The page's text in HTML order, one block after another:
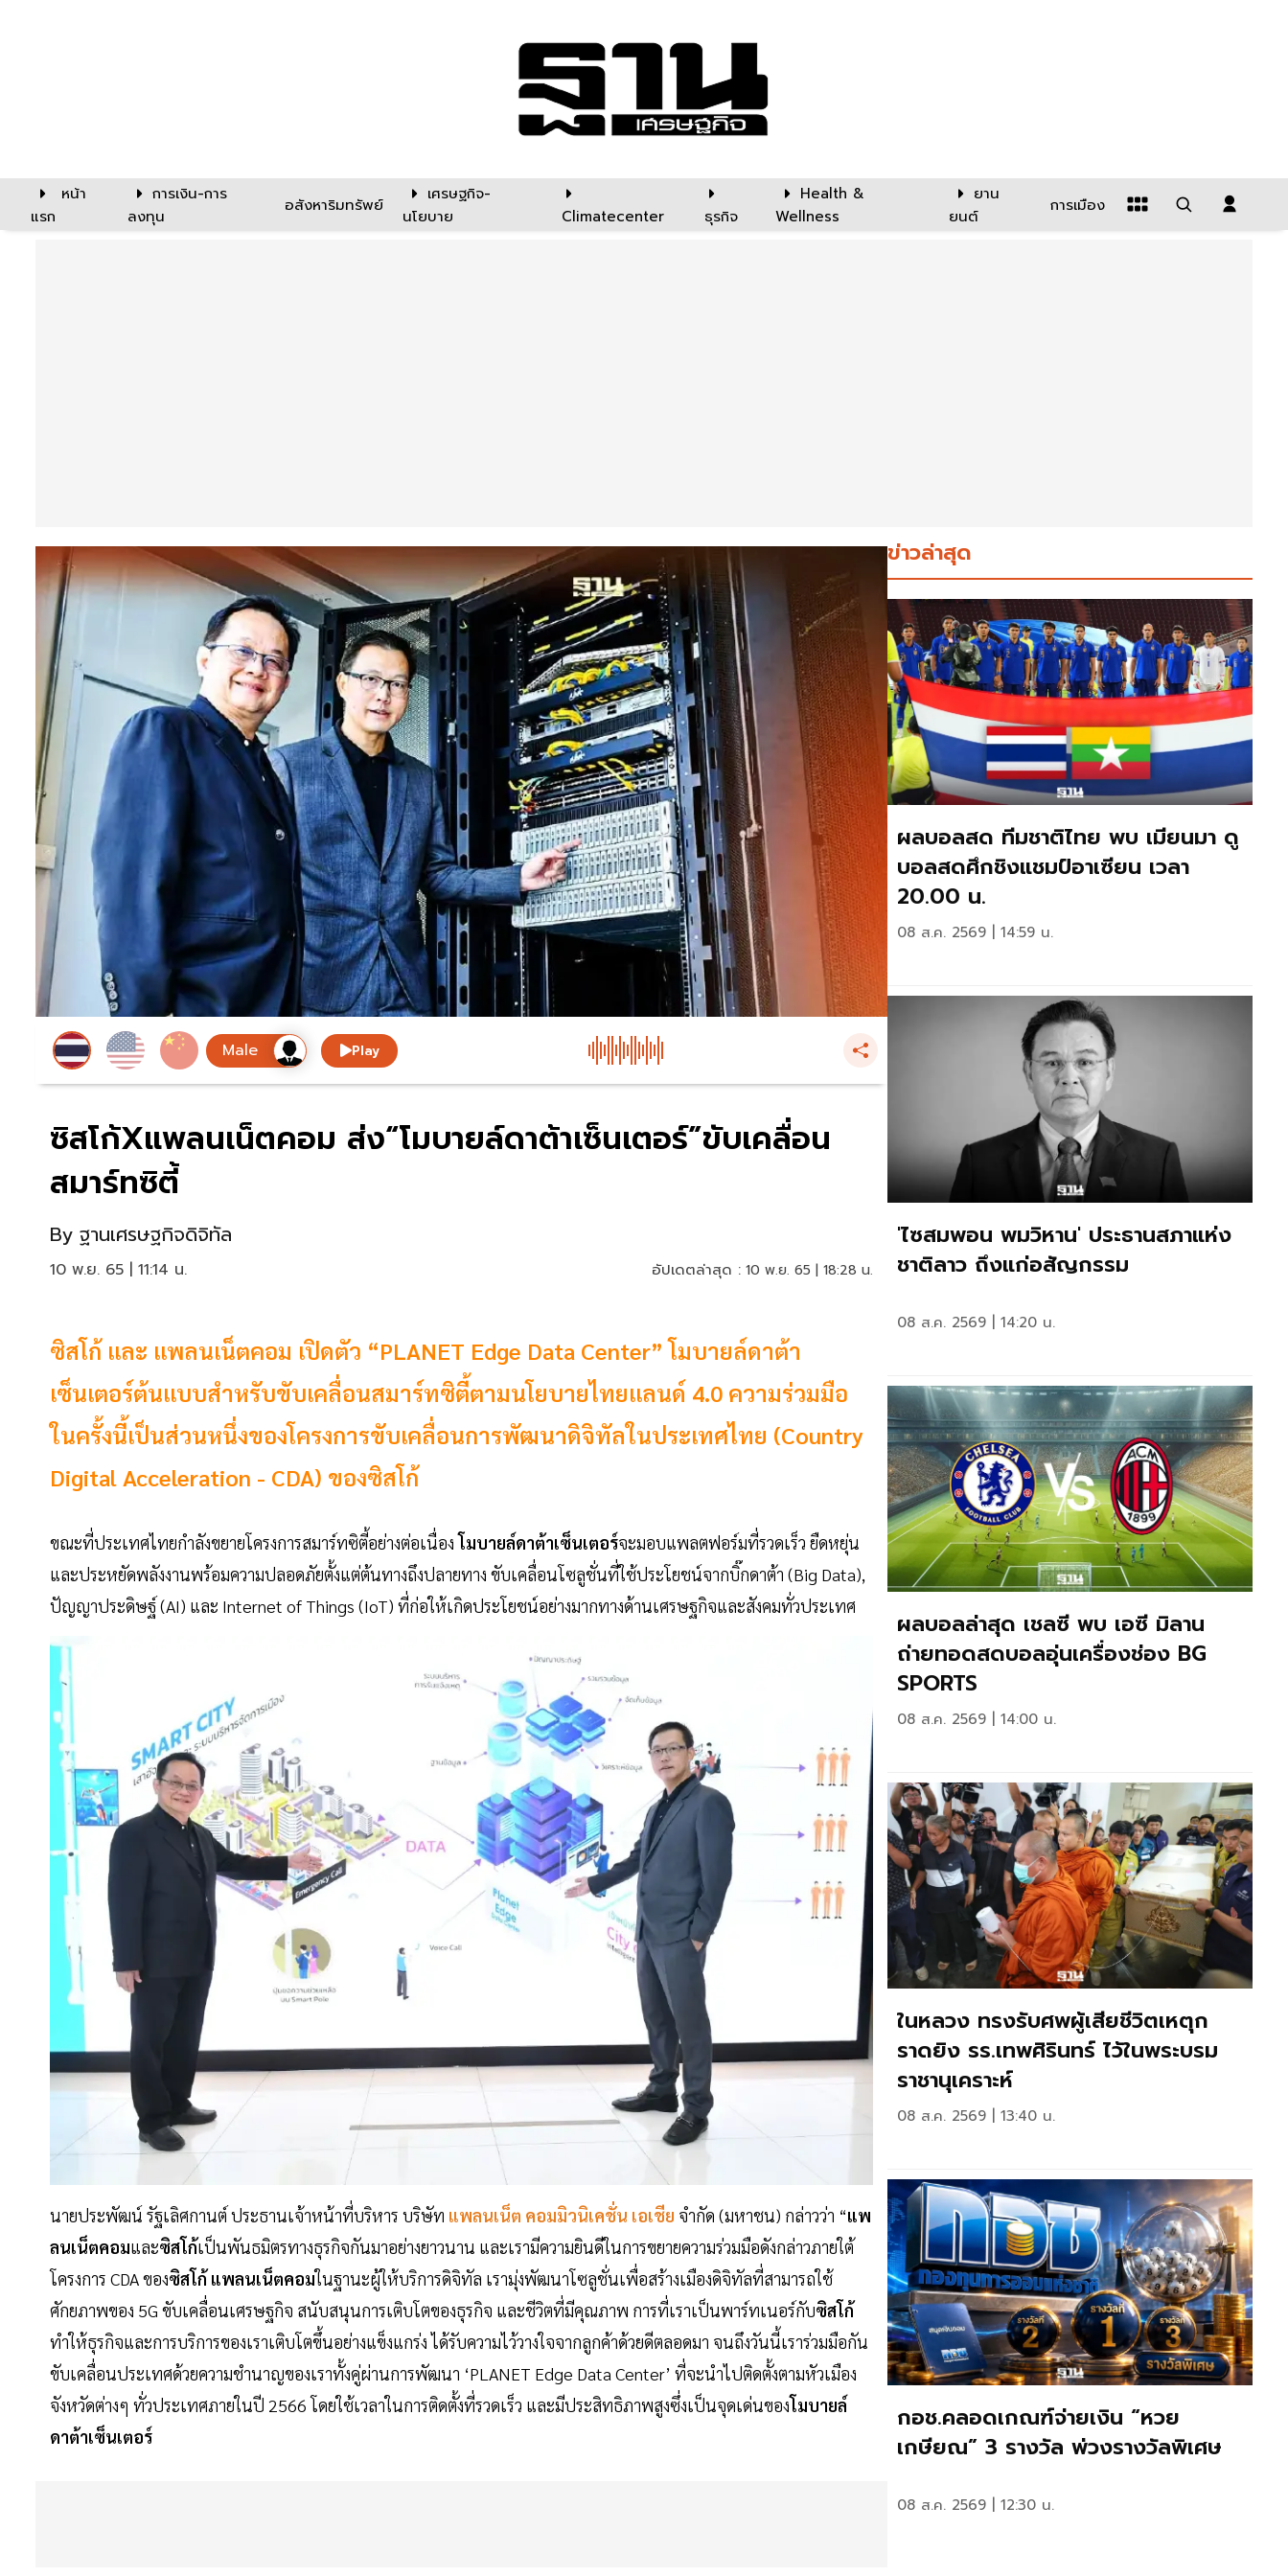
หน้า
แรก
การเงิน-การ
ลงทุน
อสังหาริมทรัพย์
เศรษฐกิจ-
นโยบาย
Climatecenter ธุรกิจ
Health &
Wellness
ยาน
ยนต์
การเมือง
Play
ซิสโก้Xแพลนเน็ตคอม ส่ง“โมบายล์ดาต้าเซ็นเตอร์”ขับเคลื่อน
สมาร์ทซิตี้
By ฐานเศรษฐกิจดิจิทัล
10 พ.ย. 65 | 11:14 น. อัปเดตล่าสุด : 10 พ.ย. 65 | 18:28 น.
ซิสโก้ และ แพลนเน็ตคอม เปิดตัว “PLANET Edge Data Center” โมบายล์ดาต้า
เซ็นเตอร์ต้นแบบสำหรับขับเคลื่อนสมาร์ทซิตี้ตามนโยบายไทยแลนด์ 4.0 ความร่วมมือ
ในครั้งนี้เป็นส่วนหนึ่งของโครงการขับเคลื่อนการพัฒนาดิจิทัลในประเทศไทย (Country
Digital Acceleration - CDA) ของซิสโก้
ขณะที่ประเทศไทยกำลังขยายโครงการสมาร์ทซิตี้อย่างต่อเนื่องโมบายล์ดาต้าเซ็นเตอร์จะมอบแพลตฟอร์มที่รวดเร็ว ยืดหยุ่น
และประหยัดพลังงานพร้อมความปลอดภัยตั้งแต่ต้นทางถึงปลายทาง ขับเคลื่อนโซลูชั่นที่ใช้ประโยชน์จากบิ๊กดาต้า (Big Data),
ปัญญาประดิษฐ์ (AI) และ Internet of Things (IoT) ที่ก่อให้เกิดประโยชน์อย่างมากทางด้านเศรษฐกิจและสังคมทั่วประเทศ
นายประพัฒน์ รัฐเลิศกานต์ ประธานเจ้าหน้าที่บริหาร บริษัท แพลนเน็ต คอมมิวนิเคชั่น เอเชีย จำกัด (มหาชน) กล่าวว่า “แพ
ลนเน็ตคอมและซิสโก้เป็นพันธมิตรทางธุรกิจกันมาอย่างยาวนาน และเรามีความยินดีในการขยายความร่วมมือดังกล่าวภายใต้
โครงการ CDA ของซิสโก้ แพลนเน็ตคอมในฐานะผู้ให้บริการดิจิทัล เรามุ่งพัฒนาโซลูชั่นเพื่อสร้างเมืองดิจิทัลที่สามารถใช้
ศักยภาพของ 5G ขับเคลื่อนเศรษฐกิจ สนับสนุนการเติบโตของธุรกิจ และชีวิตที่มีคุณภาพ การที่เราเป็นพาร์ทเนอร์กับซิสโก้
ทำให้ธุรกิจและการบริการของเราเติบโตขึ้นอย่างแข็งแกร่ง ได้รับความไว้วางใจจากลูกค้าด้วยดีตลอดมา จนถึงวันนี้เราร่วมมือกัน
ขับเคลื่อนประเทศด้วยความชำนาญของเราทั้งคู่ผ่านการพัฒนา ‘PLANET Edge Data Center’ ที่จะนำไปติดตั้งตามหัวเมือง
จังหวัดต่างๆ ทั่วประเทศภายในปี 2566 โดยใช้เวลาในการติดตั้งที่รวดเร็ว และมีประสิทธิภาพสูงซึ่งเป็นจุดเด่นของโมบายล์
ดาต้าเซ็นเตอร์
ข่าวล่าสุด
ผลบอลสด ทีมชาติไทย พบ เมียนมา ดู
บอลสดศึกชิงแชมป์อาเซียน เวลา
20.00 น.
08 ส.ค. 2569 | 14:59 น.
'ไซสมพอน พมวิหาน' ประธานสภาแห่ง
ชาติลาว ถึงแก่อสัญกรรม
08 ส.ค. 2569 | 14:20 น.
ผลบอลล่าสุด เชลซี พบ เอซี มิลาน
ถ่ายทอดสดบอลอุ่นเครื่องช่อง BG
SPORTS
08 ส.ค. 2569 | 14:00 น.
ในหลวง ทรงรับศพผู้เสียชีวิตเหตุก
ราดยิง รร.เทพศิรินทร์ ไว้ในพระบรม
ราชานุเคราะห์
08 ส.ค. 2569 | 13:40 น.
กอช.คลอดเกณฑ์จ่ายเงิน “หวย
เกษียณ” 3 รางวัล พ่วงรางวัลพิเศษ
08 ส.ค. 2569 | 12:30 น.